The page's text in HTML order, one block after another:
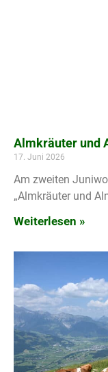
Almkräuter und
17. Juni 2026
Am zweiten
„Almkräuter und
Weiterlesen »